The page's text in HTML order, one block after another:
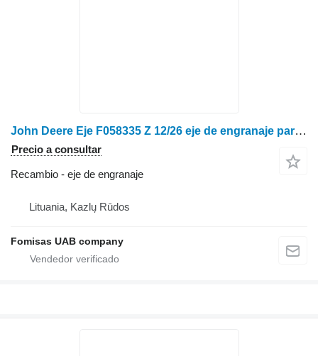
John Deere Eje F058335 Z 12/26 eje de engranaje para John Deere 335 tractor de ruedas
Precio a consultar
Recambio - eje de engranaje
Lituania, Kazlų Rūdos
Fomisas UAB company